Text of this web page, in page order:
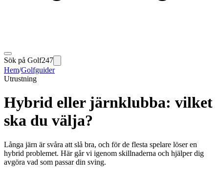
Sök på Golf247
Hem/Golfguider
Utrustning
Hybrid eller järnklubba: vilket
ska du välja?
Långa järn är svåra att slå bra, och för de flesta spelare löser en
hybrid problemet. Här går vi igenom skillnaderna och hjälper dig
avgöra vad som passar din sving.